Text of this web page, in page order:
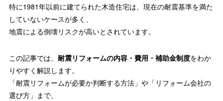
特に1981年以前に建てられた木造住宅は、現在の耐震基準を満た
していないケースが多く、
地震による倒壊リスクが高いとされています。
この記事では、 耐震リフォームの内容・費用・補助金制度をわか
りやすく解説します。
「耐震リフォームが必要か判断する方法」や「リフォーム会社の
選び方」まで、